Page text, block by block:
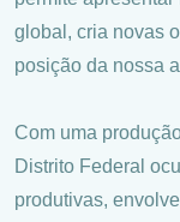
global, cria novas
posição da nossa
Com uma
Distrito Federal
produtivas,